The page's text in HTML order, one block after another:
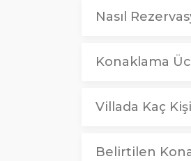
Nasıl
Konaklama
Villada Kaç
Belirtilen